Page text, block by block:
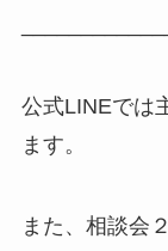
公式LINEでは
ます。
また、相談会